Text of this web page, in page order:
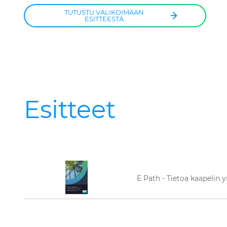
TUTUSTU VALIKOIMAAN
ESITTEESTÄ
Esitteet
E Path - Tietoa kaapelin